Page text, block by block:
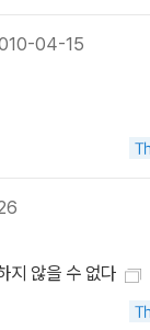
04-15
지 않을 수 없다